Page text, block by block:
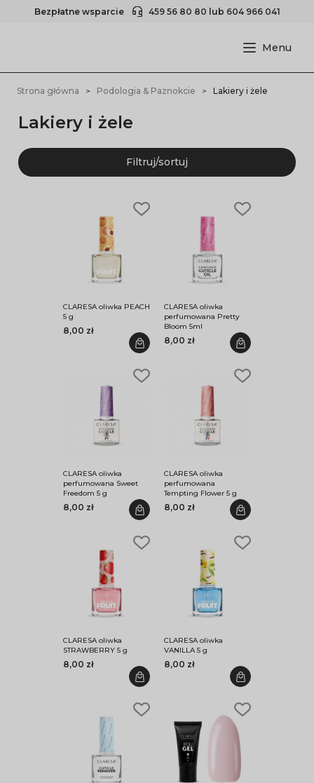
Bezpłatne wsparcie 459 56 80 80 lub 604 966 041
Strona główna Podologia & Paznokcie Lakiery i żele
Lakiery i żele
Filtruj/sortuj
CLARESA oliwka PEACH
5 g
8,00 zł
CLARESA oliwka
perfumowana Pretty
Bloom 5ml
8,00 zł
CLARESA oliwka
perfumowana Sweet
Freedom 5 g
8,00 zł
CLARESA oliwka
perfumowana
Tempting Flower 5 g
8,00 zł
CLARESA oliwka
STRAWBERRY 5 g
8,00 zł
CLARESA oliwka
VANILLA 5 g
8,00 zł